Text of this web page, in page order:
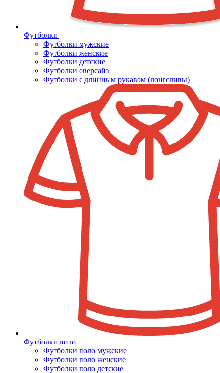
Футболки
Футболки мужские
Футболки женские
Футболки детские
Футболки оверсайз
Футболки с длинным рукавом (лонгсливы)
Футболки поло
Футболки поло мужские
Футболки поло женские
Футболки поло детские